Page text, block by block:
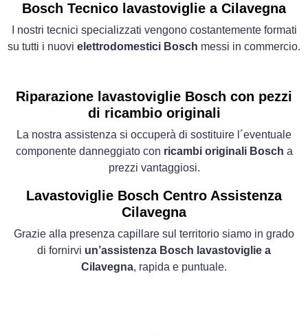
Bosch Tecnico lavastoviglie a Cilavegna
I nostri tecnici specializzati vengono costantemente formati
su tutti i nuovi elettrodomestici Bosch messi in commercio.
Riparazione lavastoviglie Bosch con pezzi
di ricambio originali
La nostra assistenza si occuperà di sostituire l´eventuale
componente danneggiato con ricambi originali Bosch a
prezzi vantaggiosi.
Lavastoviglie Bosch Centro Assistenza
Cilavegna
Grazie alla presenza capillare sul territorio siamo in grado
di fornirvi un’assistenza Bosch lavastoviglie a
Cilavegna, rapida e puntuale.